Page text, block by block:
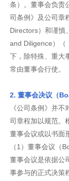
条）。董事会负责
司条例》及公司章
Directors）和谨慎
and Diligence）（
下，除特殊、重大
常由董事会行使。
2. 董事会决议（
《公司条例》并
司章程加以规范。
董事会议或以书面
（1）董事会议（
董事会议是依据公
事参与的正式决策